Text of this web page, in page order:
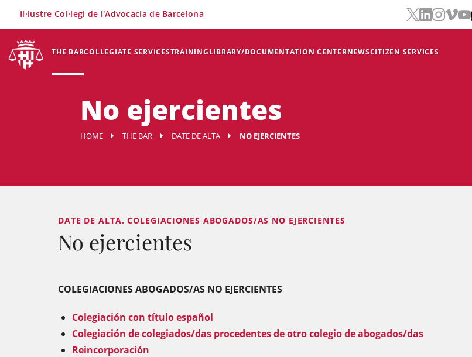
THE BARCOLLEGIATE SERVICESTRAININGLIBRARY/DOCUMENTATION CENTERNEWSCITIZEN SERVICES
Il·lustre Col·legi de l'Advocacia de Barcelona
No ejercientes
HOME THE BAR DATE DE ALTA NO EJERCIENTES
DATE DE ALTA. COLEGIACIONES ABOGADOS/AS NO EJERCIENTES
No ejercientes
COLEGIACIONES ABOGADOS/AS NO EJERCIENTES
Colegiación con título español
Colegiación de colegiados/das procedentes de otro colegio de abogados/das
Reincorporación